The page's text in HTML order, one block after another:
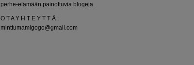
perhe-elämään painottuvia blogeja.
O T A Y H T E Y T T Ä :
minttumamigogo@gmail.com